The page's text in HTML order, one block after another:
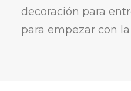
decoración para
para empezar con